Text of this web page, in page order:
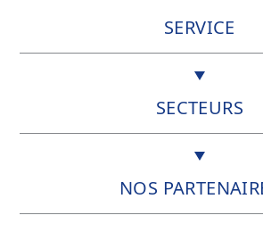
SERVICE
SECTEURS
NOS